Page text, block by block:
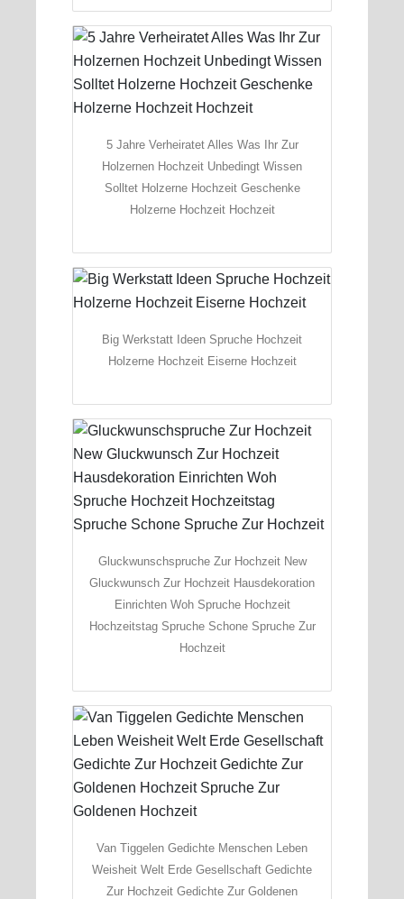
5 Jahre Verheiratet Alles Was Ihr Zur
Holzernen Hochzeit Unbedingt Wissen
Solltet Holzerne Hochzeit Geschenke
Holzerne Hochzeit Hochzeit
Big Werkstatt Ideen Spruche Hochzeit
Holzerne Hochzeit Eiserne Hochzeit
Gluckwunschspruche Zur Hochzeit New
Gluckwunsch Zur Hochzeit Hausdekoration
Einrichten Woh Spruche Hochzeit
Hochzeitstag Spruche Schone Spruche Zur
Hochzeit
Van Tiggelen Gedichte Menschen Leben
Weisheit Welt Erde Gesellschaft Gedichte
Zur Hochzeit Gedichte Zur Goldenen